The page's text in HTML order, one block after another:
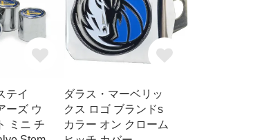
テイ
ーズ ウ
ミニ チ
ダラス・マーベリッ
クス ロゴ ブランドs
カラー オン クローム